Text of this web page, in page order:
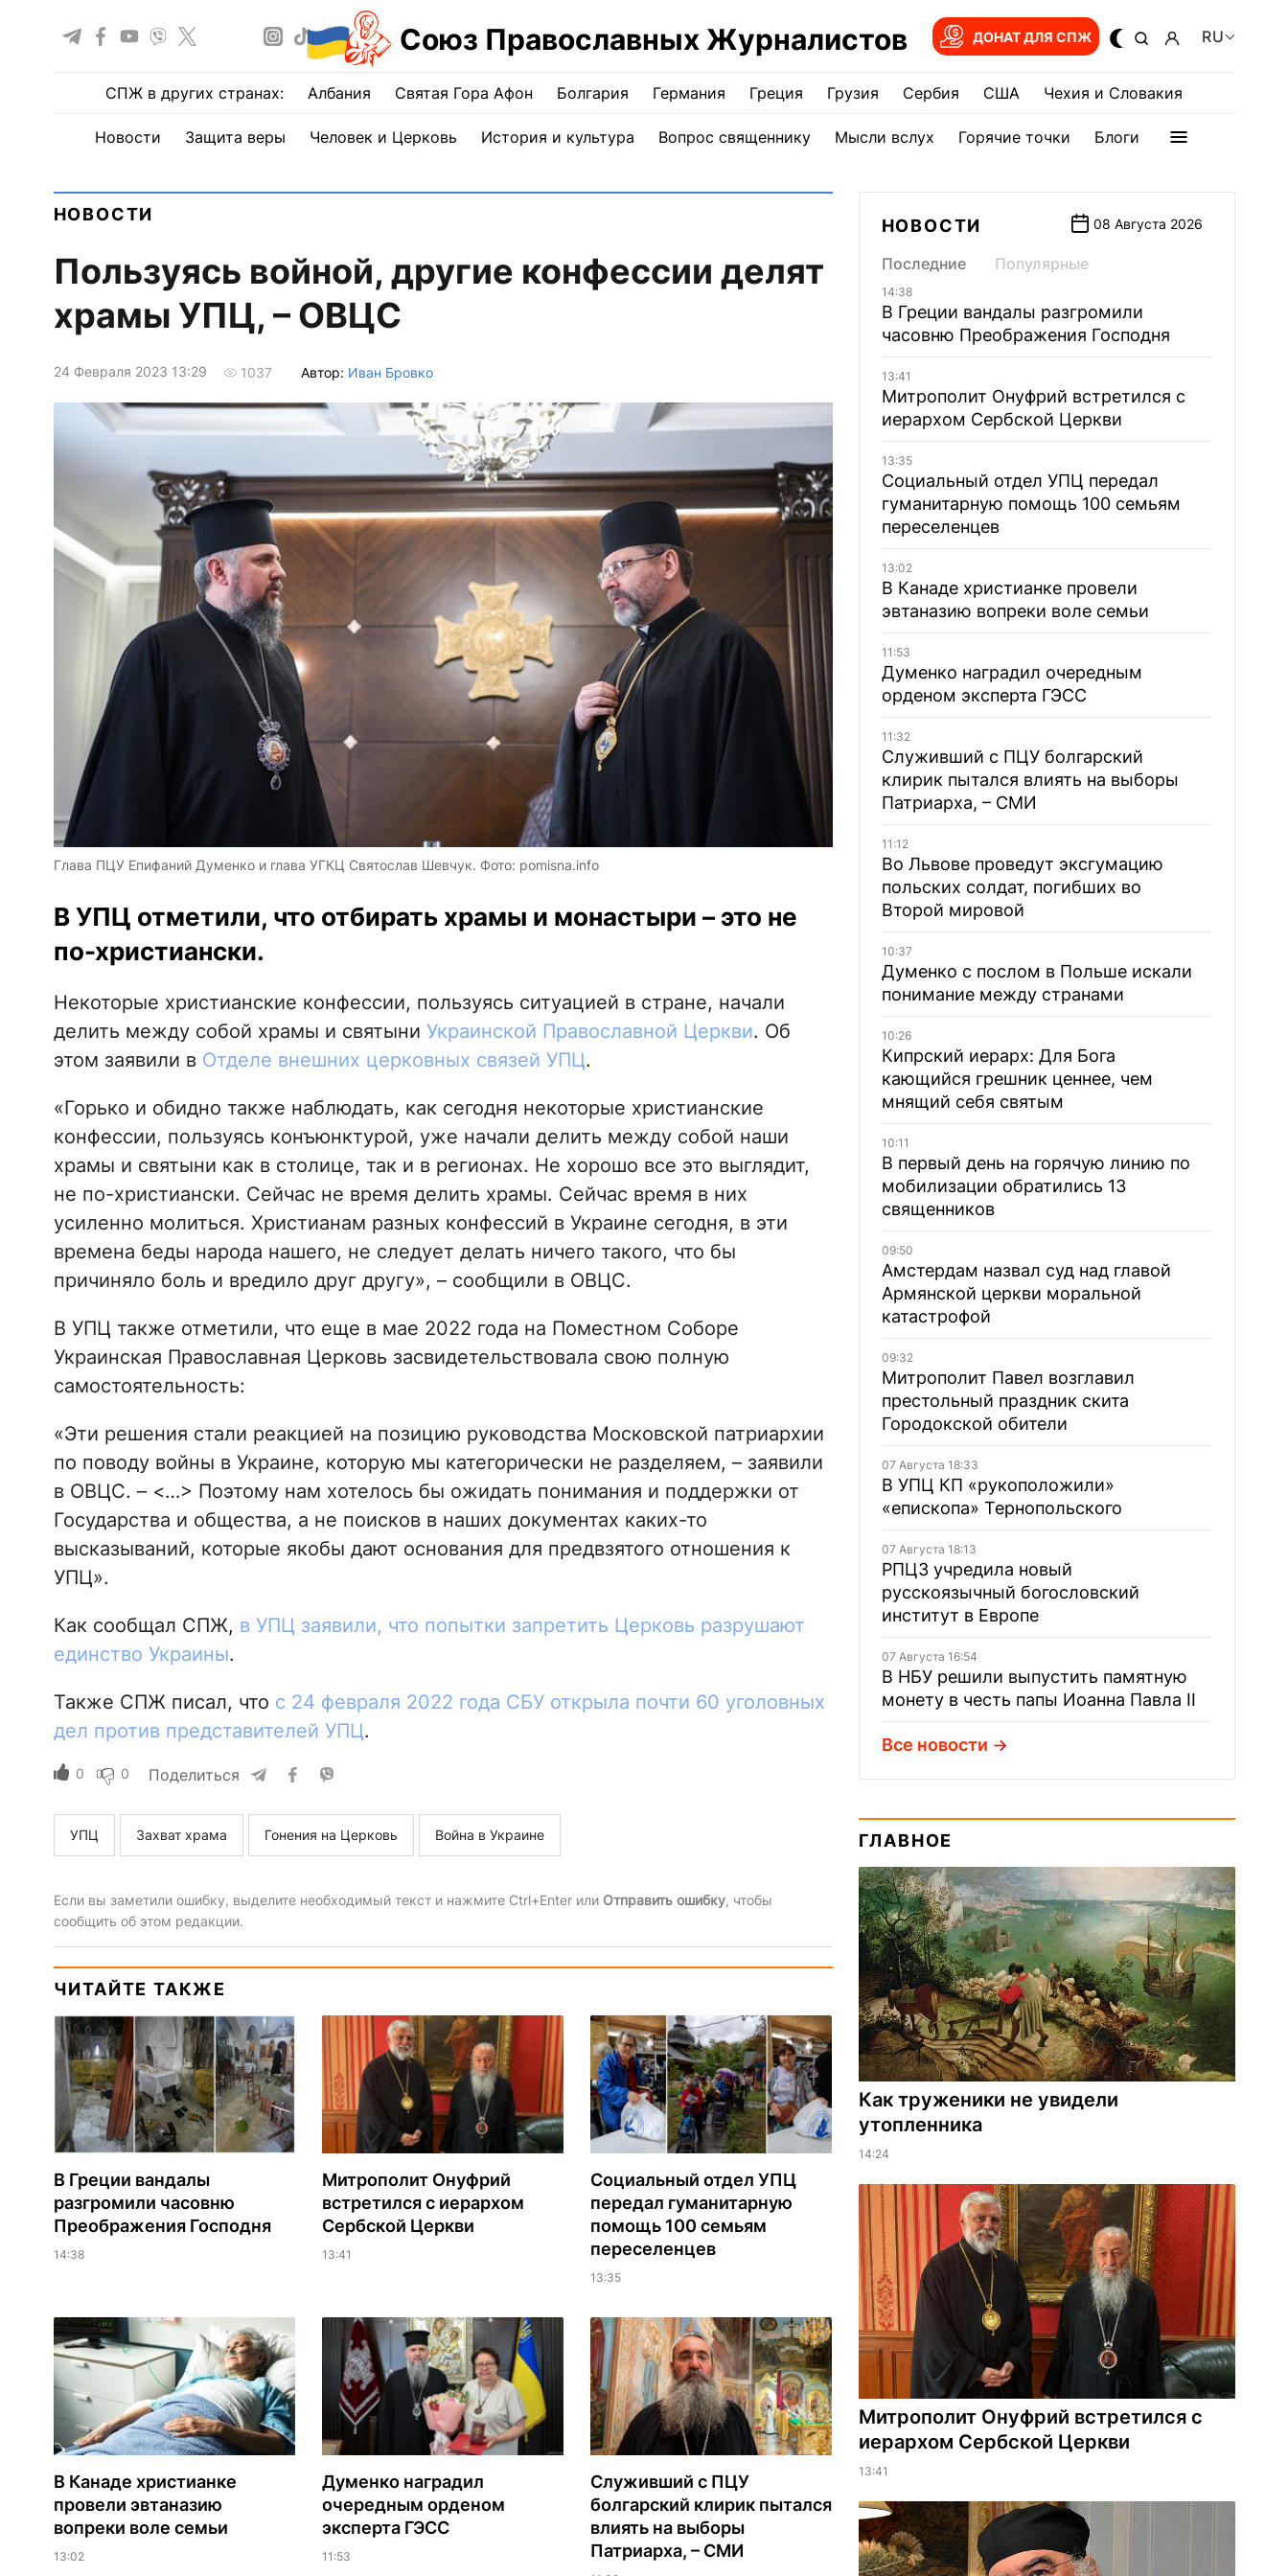
Союз Православных Журналистов ДОНАТ ДЛЯ СПЖ RU
СПЖ в других странах: Албания Святая Гора Афон Болгария Германия Греция Грузия Сербия США Чехия и Словакия
Новости Защита веры Человек и Церковь История и культура Вопрос священнику Мысли вслух Горячие точки Блоги
НОВОСТИ
Пользуясь войной, другие конфессии делят
храмы УПЦ, – ОВЦС
24 Февраля 2023 13:29 1037 Автор: Иван Бровко
Глава ПЦУ Епифаний Думенко и глава УГКЦ Святослав Шевчук. Фото: pomisna.info
В УПЦ отметили, что отбирать храмы и монастыри – это не
по-христиански.
Некоторые христианские конфессии, пользуясь ситуацией в стране, начали
делить между собой храмы и святыни Украинской Православной Церкви. Об
этом заявили в Отделе внешних церковных связей УПЦ.
«Горько и обидно также наблюдать, как сегодня некоторые христианские
конфессии, пользуясь конъюнктурой, уже начали делить между собой наши
храмы и святыни как в столице, так и в регионах. Не хорошо все это выглядит,
не по-христиански. Сейчас не время делить храмы. Сейчас время в них
усиленно молиться. Христианам разных конфессий в Украине сегодня, в эти
времена беды народа нашего, не следует делать ничего такого, что бы
причиняло боль и вредило друг другу», – сообщили в ОВЦС.
В УПЦ также отметили, что еще в мае 2022 года на Поместном Соборе
Украинская Православная Церковь засвидетельствовала свою полную
самостоятельность:
«Эти решения стали реакцией на позицию руководства Московской патриархии
по поводу войны в Украине, которую мы категорически не разделяем, – заявили
в ОВЦС. – <…> Поэтому нам хотелось бы ожидать понимания и поддержки от
Государства и общества, а не поисков в наших документах каких-то
высказываний, которые якобы дают основания для предвзятого отношения к
УПЦ».
Как сообщал СПЖ, в УПЦ заявили, что попытки запретить Церковь разрушают
единство Украины.
Также СПЖ писал, что с 24 февраля 2022 года СБУ открыла почти 60 уголовных
дел против представителей УПЦ.
0 0 Поделиться
УПЦ Захват храма Гонения на Церковь Война в Украине
Если вы заметили ошибку, выделите необходимый текст и нажмите Ctrl+Enter или Отправить ошибку, чтобы
сообщить об этом редакции.
ЧИТАЙТЕ ТАКЖЕ
В Греции вандалы
разгромили часовню
Преображения Господня
14:38
Митрополит Онуфрий
встретился с иерархом
Сербской Церкви
13:41
Социальный отдел УПЦ
передал гуманитарную
помощь 100 семьям
переселенцев
13:35
В Канаде христианке
провели эвтаназию
вопреки воле семьи
13:02
Думенко наградил
очередным орденом
эксперта ГЭСС
11:53
Служивший с ПЦУ
болгарский клирик пытался
влиять на выборы
Патриарха, – СМИ
НОВОСТИ 08 Августа 2026
Последние Популярные
14:38
В Греции вандалы разгромили
часовню Преображения Господня
13:41
Митрополит Онуфрий встретился с
иерархом Сербской Церкви
13:35
Социальный отдел УПЦ передал
гуманитарную помощь 100 семьям
переселенцев
13:02
В Канаде христианке провели
эвтаназию вопреки воле семьи
11:53
Думенко наградил очередным
орденом эксперта ГЭСС
11:32
Служивший с ПЦУ болгарский
клирик пытался влиять на выборы
Патриарха, – СМИ
11:12
Во Львове проведут эксгумацию
польских солдат, погибших во
Второй мировой
10:37
Думенко с послом в Польше искали
понимание между странами
10:26
Кипрский иерарх: Для Бога
кающийся грешник ценнее, чем
мнящий себя святым
10:11
В первый день на горячую линию по
мобилизации обратились 13
священников
09:50
Амстердам назвал суд над главой
Армянской церкви моральной
катастрофой
09:32
Митрополит Павел возглавил
престольный праздник скита
Городокской обители
07 Августа 18:33
В УПЦ КП «рукоположили»
«епископа» Тернопольского
07 Августа 18:13
РПЦЗ учредила новый
русскоязычный богословский
институт в Европе
07 Августа 16:54
В НБУ решили выпустить памятную
монету в честь папы Иоанна Павла II
Все новости
ГЛАВНОЕ
Как труженики не увидели
утопленника
14:24
Митрополит Онуфрий встретился с
иерархом Сербской Церкви
13:41